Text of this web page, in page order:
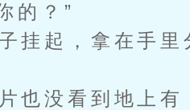
的？”
起，拿在手里
没看到地上有